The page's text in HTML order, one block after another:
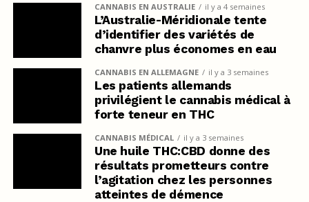
CANNABIS EN AUSTRALIE il y a 4 semaines
L’Australie-Méridionale tente
d’identifier des variétés de
chanvre plus économes en eau
CANNABIS EN ALLEMAGNE il y a 3 semaines
Les patients allemands
privilégient le cannabis médical à
forte teneur en THC
CANNABIS MÉDICAL il y a 3 semaines
Une huile THC:CBD donne des
résultats prometteurs contre
l’agitation chez les personnes
atteintes de démence